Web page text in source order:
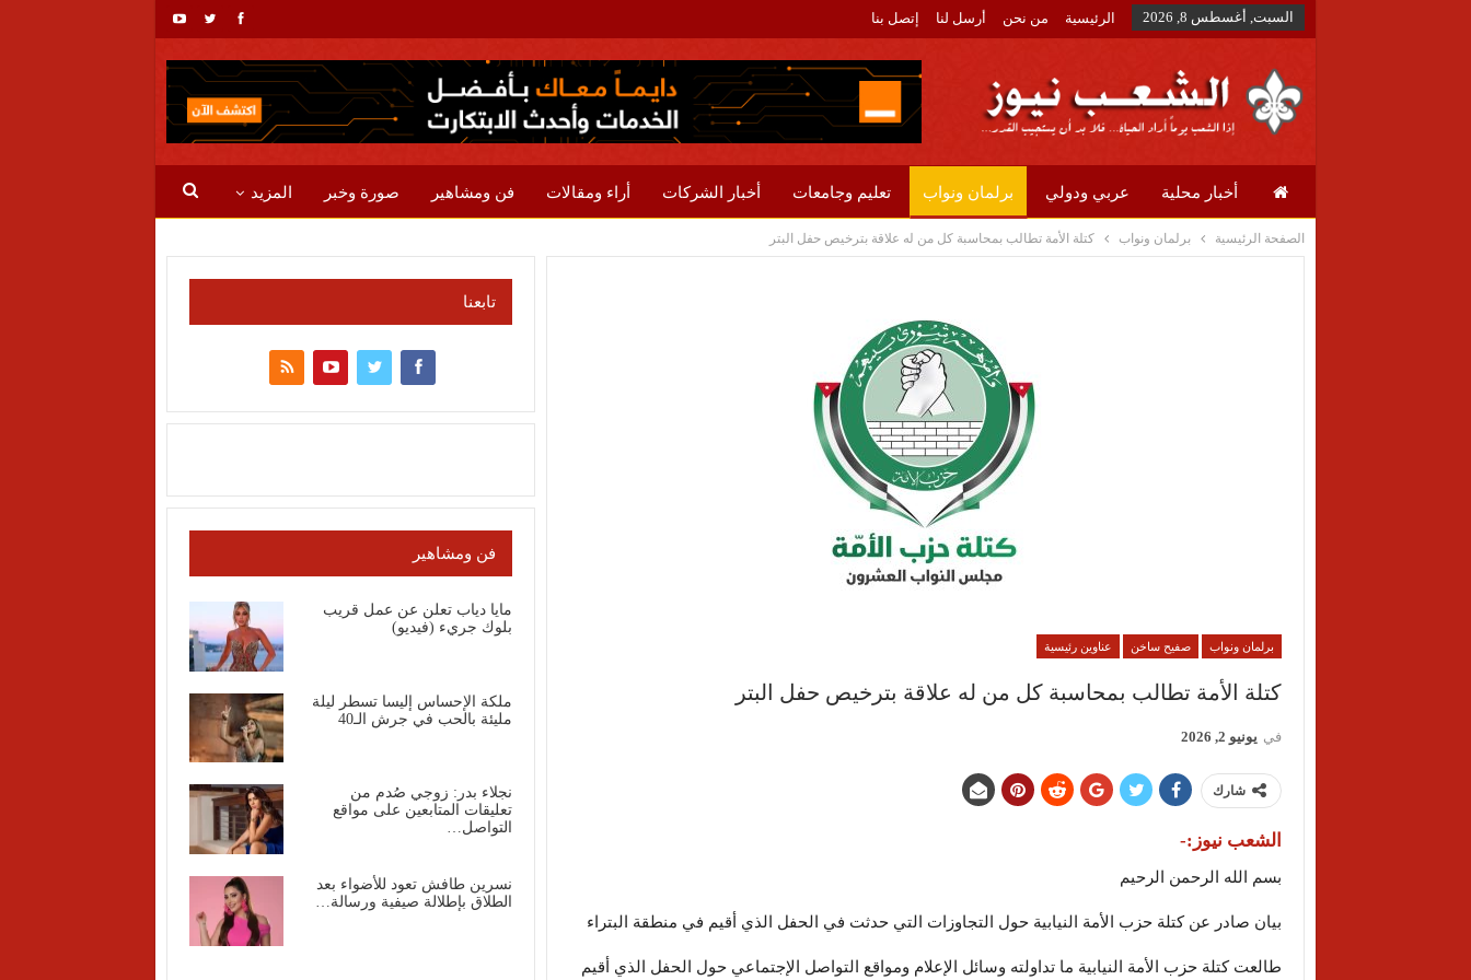
السبت, أغسطس 8, 2026 الرئيسية من نحن أرسل لنا إتصل بنا
أخبار محلية عربي ودولي برلمان ونواب تعليم وجامعات أخبار الشركات أراء ومقالات فن ومشاهير صورة وخبر المزيد
الصفحة الرئيسية برلمان ونواب كتلة الأمة تطالب بمحاسبة كل من له علاقة بترخيص حفل البتر
برلمان ونواب صفيح ساخن عناوين رئيسية
كتلة الأمة تطالب بمحاسبة كل من له علاقة بترخيص حفل البتر
في يونيو 2, 2026
شارك
الشعب نيوز:-
بسم الله الرحمن الرحيم
بيان صادر عن كتلة حزب الأمة النيابية حول التجاوزات التي حدثت في الحفل الذي أقيم في منطقة البتراء
طالعت كتلة حزب الأمة النيابية ما تداولته وسائل الإعلام ومواقع التواصل الإجتماعي حول الحفل الذي أقيم
تابعنا
فن ومشاهير
مايا دياب تعلن عن عمل قريب
بلوك جريء (فيديو)
ملكة الإحساس إليسا تسطر ليلة
مليئة بالحب في جرش الـ40
نجلاء بدر: زوجي صُدم من
تعليقات المتابعين على مواقع
التواصل…
نسرين طافش تعود للأضواء بعد
الطلاق بإطلالة صيفية ورسالة…